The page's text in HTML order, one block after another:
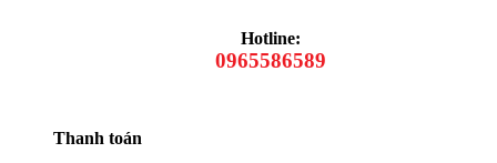
Hotline:
0965586589
Thanh toán